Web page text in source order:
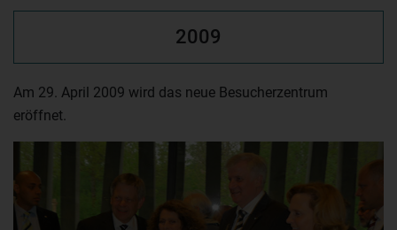
2009
Am 29. April 2009 wird das neue Besucherzentrum
eröffnet.